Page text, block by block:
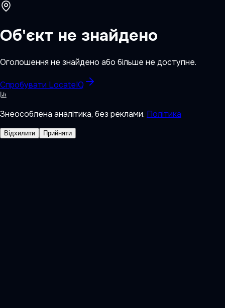
Об'єкт не знайдено
Оголошення не знайдено або більше не доступне.
Спробувати LocateIQ
Знеособлена аналітика, без реклами. Політика
Відхилити Прийняти